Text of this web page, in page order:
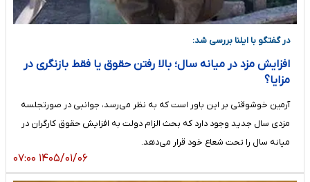
در گفتگو با ایلنا بررسی شد:
افزایش مزد در میانه سال؛ بالا رفتن حقوق یا فقط بازنگری در
مزایا؟
آرمین خوشوقتی بر این باور است که به نظر می‌رسد، جوانبی در صورتجلسه
مزدی سال جدید وجود دارد که بحث الزام دولت به افزایش حقوق کارگران در
میانه سال را تحت شعاع خود قرار می‌دهد.
۱۴۰۵/۰۱/۰۶ ۰۷:۰۰